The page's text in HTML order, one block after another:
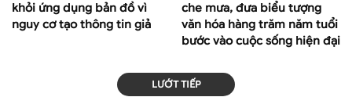
khỏi ứng dụng bản đồ vì
nguy cơ tạo thông tin giả
che mưa, đưa biểu tượng
văn hóa hàng trăm năm tuổi
bước vào cuộc sống hiện đại
LƯỚT TIẾP